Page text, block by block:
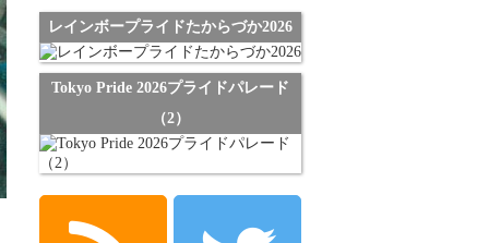
レインボープライドたからづか2026
Tokyo Pride 2026プライドパレード
（2）